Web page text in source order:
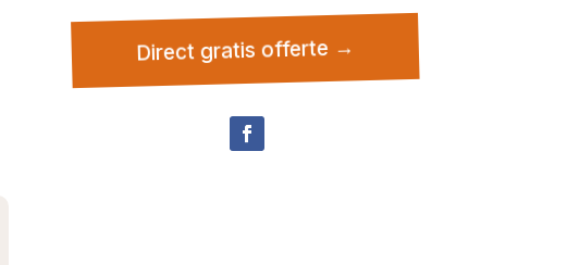
Direct gratis offerte →